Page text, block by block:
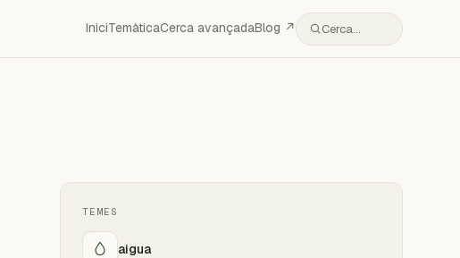
IniciTemàticaCerca avançadaBlog ↗ Cerca…
TEMES
aigua